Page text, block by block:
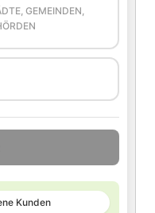
GEMEINDEN,
Kunden